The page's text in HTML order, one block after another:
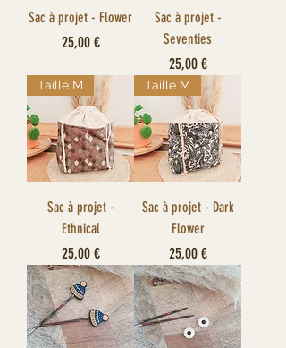
Sac à projet - Flower
Prix
25,00 €
Sac à projet -
Seventies
Prix
25,00 €
Taille M
Sac à projet -
Ethnical
Prix
25,00 €
Taille M
Sac à projet - Dark
Flower
Prix
25,00 €